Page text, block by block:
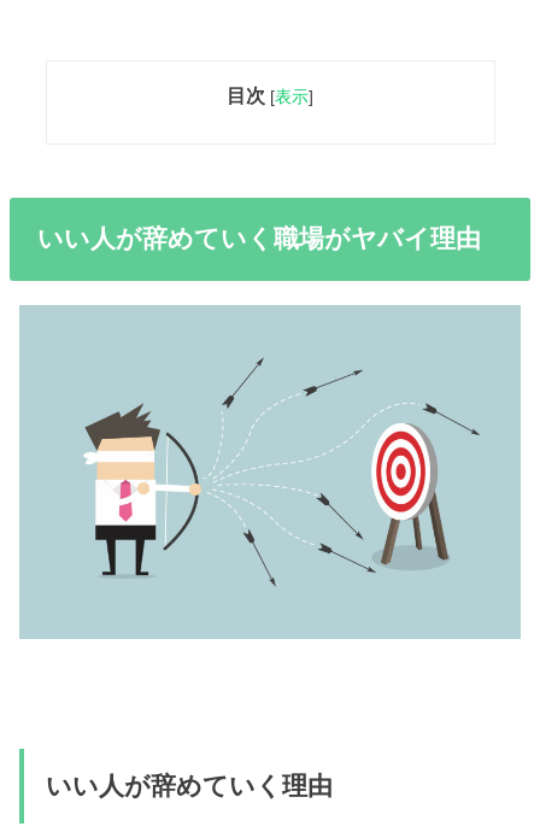
目次 [表示]
いい人が辞めていく職場がヤバイ理由
いい人が辞めていく理由